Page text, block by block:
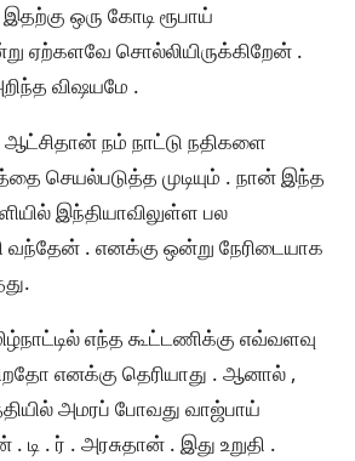
ஒரு கோடி ரூபாய்
ஏற்களவே சொல்லியிருக்கிறேன் .
விஷயமே .
ஆட்சிதான் நம் நாட்டு நதிகளை
செயல்படுத்த முடியும் . நான் இந்த
இந்தியாவிலுள்ள பல
வந்தேன் . எனக்கு ஒன்று நேரிடையாக
எந்த கூட்டணிக்கு எவ்வளவு
எனக்கு தெரியாது . ஆனால் ,
அமரப் போவது வாஜ்பாய்
. ர் . அரசுதான் . இது உறுதி .